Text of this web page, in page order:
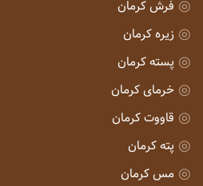
فرش کرمان
زیره کرمان
پسته کرمان
خرمای کرمان
قاووت کرمان
پته کرمان
مس کرمان